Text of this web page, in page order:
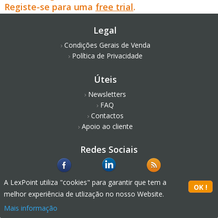
Registe-se para uma free trial.
Legal
Condições Gerais de Venda
Política de Privacidade
Úteis
Newsletters
FAQ
Contactos
Apoio ao cliente
Redes Sociais
A LexPoint utiliza "cookies" para garantir que tem a
melhor experiência de utlização no nosso Website.
Mais informação